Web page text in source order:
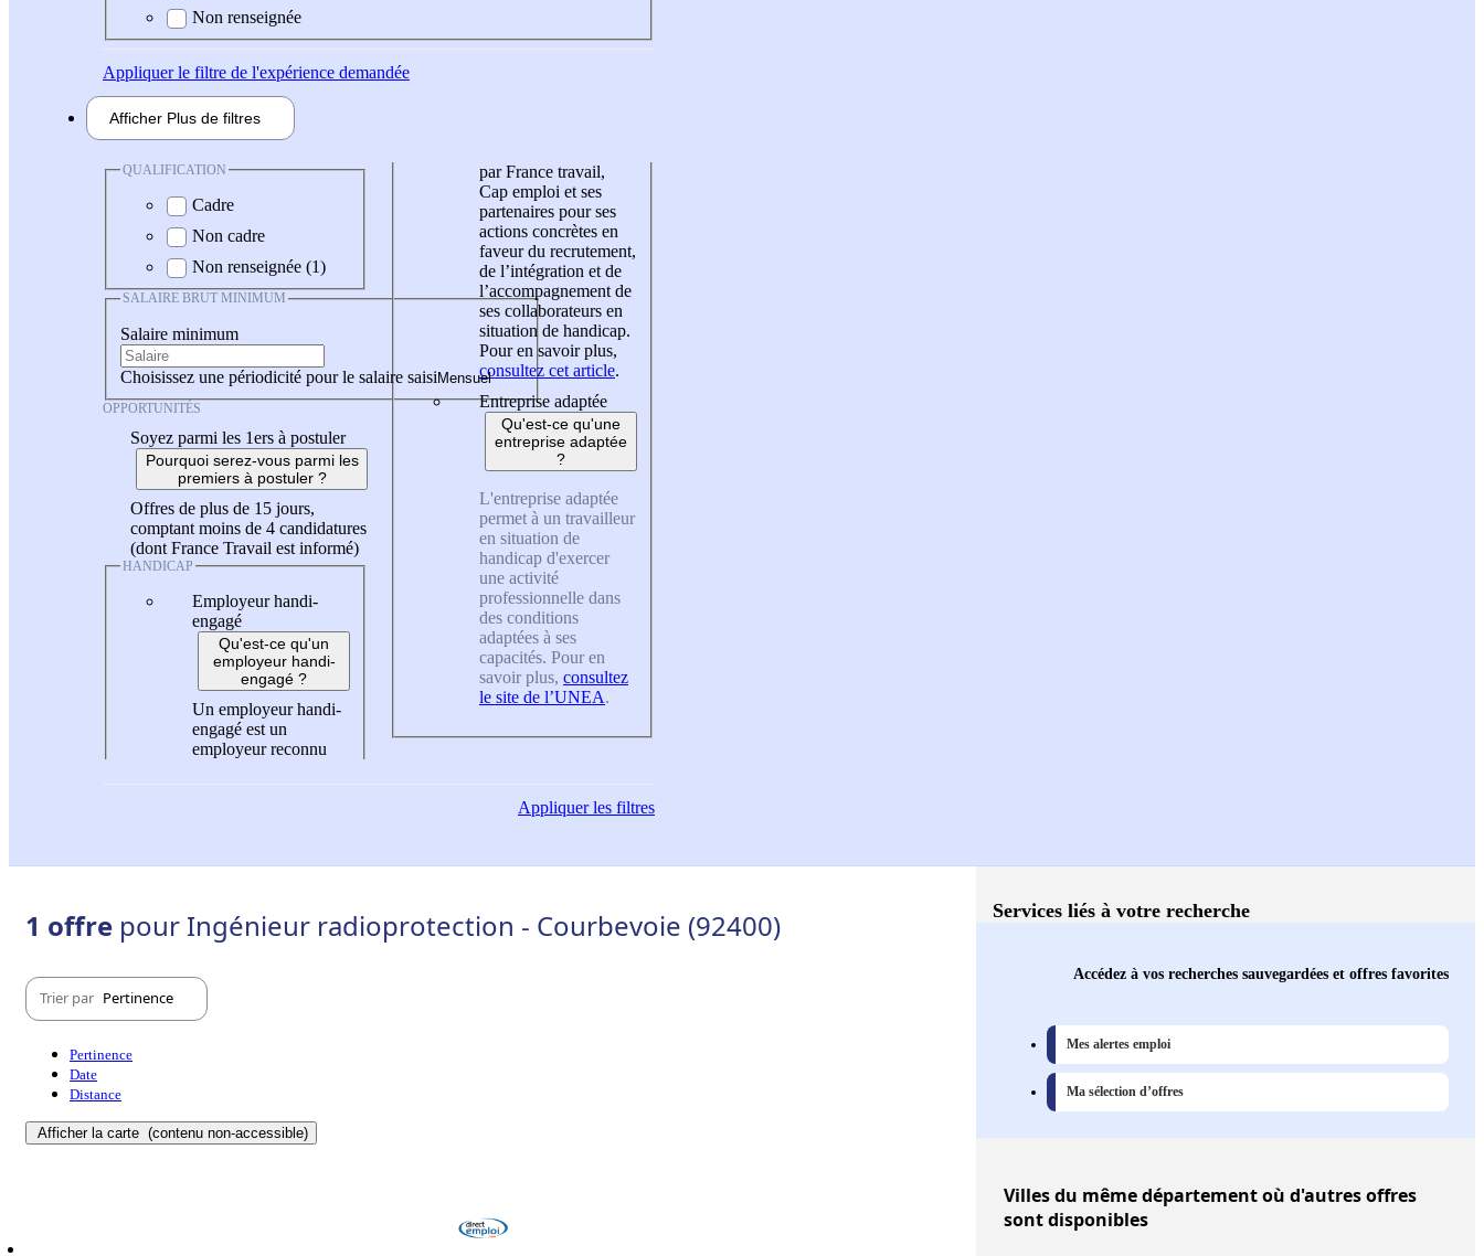
Non renseignée
Appliquerle filtre de l'expérience demandée
Afficher Plus de filtres
QUALIFICATION
Cadre
Non cadre
Non renseignée (1)
SALAIRE BRUT MINIMUM
Salaire minimum
Choisissez une périodicité pour le salaire saisi
OPPORTUNITÉS
Soyez parmi les 1ers à postuler
Pourquoi serez-vous parmi les
premiers à postuler ?
Offres de plus de 15 jours,
comptant moins de 4 candidatures
(dont France Travail est informé)
HANDICAP
Employeur handi-
engagé
Qu'est-ce qu'un
employeur handi-
engagé ?
Un employeur handi-
engagé est un
employeur reconnu
par France travail,
Cap emploi et ses
partenaires pour ses
actions concrètes en
faveur du recrutement,
de l’intégration et de
l’accompagnement de
ses collaborateurs en
situation de handicap.
Pour en savoir plus,
consultez cet article.
Entreprise adaptée
Qu'est-ce qu'une
entreprise adaptée
?
L'entreprise adaptée
permet à un travailleur
en situation de
handicap d'exercer
une activité
professionnelle dans
des conditions
adaptées à ses
capacités. Pour en
savoir plus, consultez
le site de l’UNEA.
Appliquerles filtres
1 offre pour Ingénieur radioprotection - Courbevoie (92400)
Trier par Pertinence
Pertinence
Date
Distance
Afficher la carte (contenu non-accessible)
Services liés à votre recherche
Accédez à vos recherches sauvegardées et offres favorites
Mes alertes emploi
Ma sélection d’offres
Villesdu même département où d'autres offres
sont disponibles